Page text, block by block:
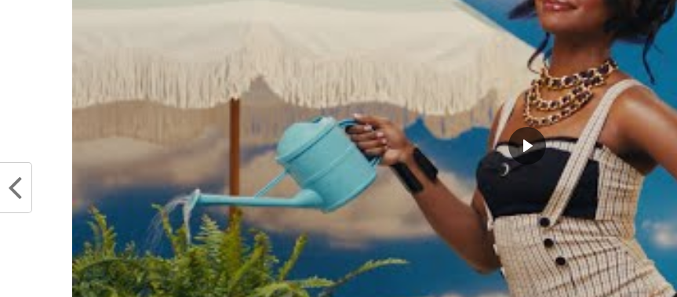
Les ambitions de titres sont de plus en plus compromises du coté de
Houston. Malgré tout, autour de James Harden, l’une des armes
offensives les plus létales de l’histoire, la franchise peut toujours
tenter de construire avec de solides pièces, un roster d’outsider dans
une conférence Ouest plus disputée que jamais. Il faudra juste tenter
d’aller chercher des joueurs dépassant les 2 mètres, ça serait plus
pratique en playoffs…